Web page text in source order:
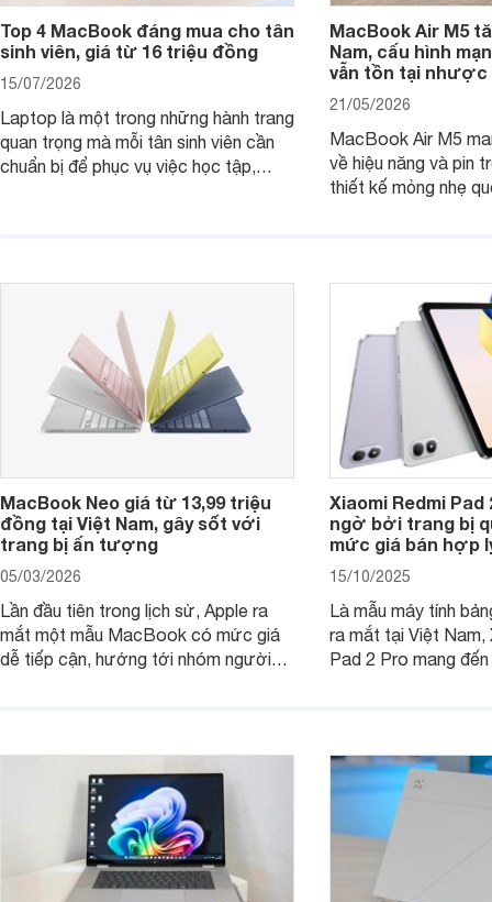
Top 4 MacBook đáng mua cho tân
sinh viên, giá từ 16 triệu đồng
15/07/2026
Laptop là một trong những hành trang
quan trọng mà mỗi tân sinh viên cần
chuẩn bị để phục vụ việc học tập,
MacBook đáng cân nhắc dành cho
MacBook Air M5
Nam, cấu hình
vẫn tồn tại nhược
21/05/2026
MacBook Air M5
về hiệu năng và pin
thiết kế mỏng nhẹ
MacBook Neo giá từ 13,99 triệu
đồng tại Việt Nam, gây sốt với
trang bị ấn tượng
05/03/2026
Lần đầu tiên trong lịch sử, Apple ra
mắt một mẫu MacBook có mức giá
dễ tiếp cận, hướng tới nhóm người
hút sự quan tâm lớn từ thị trường.
Xiaomi Redmi Pad
ngờ bởi trang bị
mức giá bán hợp
15/10/2025
Là mẫu máy tính
ra mắt tại Việt Nam,
Pad 2 Pro mang